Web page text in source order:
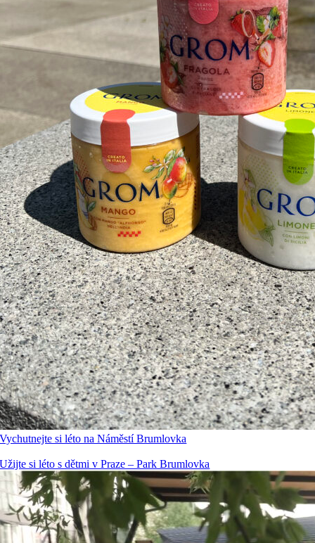
Vychutnejte si léto na Náměstí Brumlovka
Užijte si léto s dětmi v Praze – Park Brumlovka